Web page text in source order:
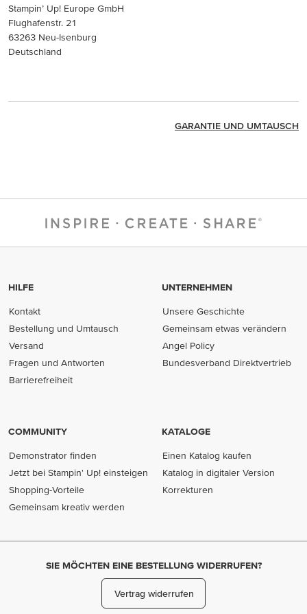
Stampin’ Up! Europe GmbH
Flughafenstr. 21
63263 Neu-Isenburg
Deutschland
GARANTIE UND UMTAUSCH
HILFE
Kontakt
Bestellung und Umtausch
Versand
Fragen und Antworten
Barrierefreiheit
UNTERNEHMEN
Unsere Geschichte
Gemeinsam etwas verändern
Angel Policy
Bundesverband Direktvertrieb
COMMUNITY
Demonstrator finden
Jetzt bei Stampin' Up! einsteigen
Shopping-Vorteile
Gemeinsam kreativ werden
KATALOGE
Einen Katalog kaufen
Katalog in digitaler Version
Korrekturen
SIE MÖCHTEN EINE BESTELLUNG WIDERRUFEN?
Vertrag widerrufen